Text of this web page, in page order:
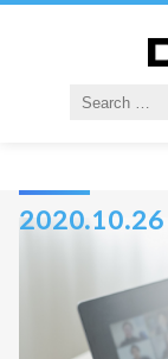
2020.10.26